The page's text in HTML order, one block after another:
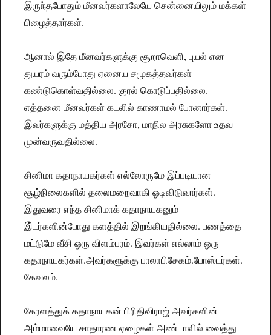
இருந்தபோதும் மீனவர்களாலேயே சென்னையிலும் மக்கள்
பிழைத்தார்கள்.
ஆனால் இதே மீனவர்களுக்கு சூறாவெளி, புயல் என
துயரம் வரும்போது ஏனைய சமூகத்தவர்கள்
கண்டுகொள்வதில்லை. குரல் கொடுப்பதில்லை.
எத்தனை மீனவர்கள் கடலில் காணாமல் போனார்கள்.
இவர்களுக்கு மத்திய அரசோ, மாநில அரசுகளோ உதவ
முன்வருவதில்லை.
சினிமா கதாநாயகர்கள் எல்லோருமே இப்படியான
சூழ்நிலைகளில் தலைமறைவாகி ஓடிவிடுவார்கள்.
இதுவரை எந்த சினிமாக் கதாநாயகனும்
இ்டர்களின்போது களத்தில் இறங்கியதில்லை. பணத்தை
மட்டுமே வீசி ஒரு விளம்பரம். இவர்கள் எல்லாம் ஒரு
கதாநாயகர்கள்.அவர்களுக்கு பாலாபிசேகம்.போஸ்டர்கள்.
கேவலம்.
கேரளத்துக் கதாநாயகன் பிரிதிவிராஜ் அவர்களின்
அம்மாவையே சாதாரண ஏழைகள் அண்டாவில் வைத்து